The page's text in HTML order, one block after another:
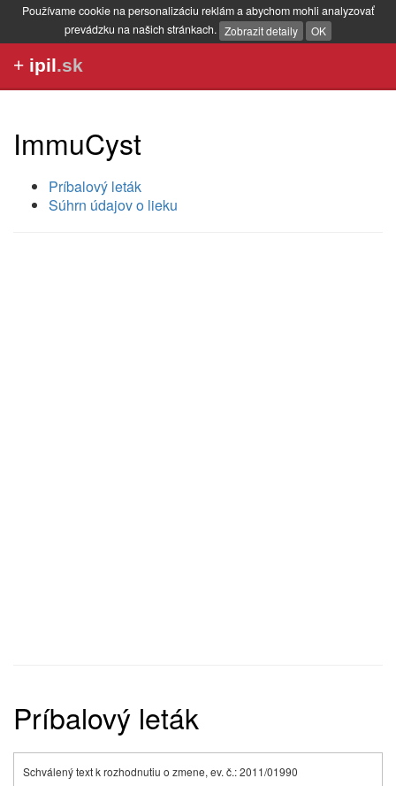
Používame cookie na personalizáciu reklám a abychom mohli analyzovať
prevádzku na našich stránkach. Zobrazit detaily OK
+ ipil.sk
ImmuCyst
Príbalový leták
Súhrn údajov o lieku
Príbalový leták
Schválený text k rozhodnutiu o zmene, ev. č.: 2011/01990